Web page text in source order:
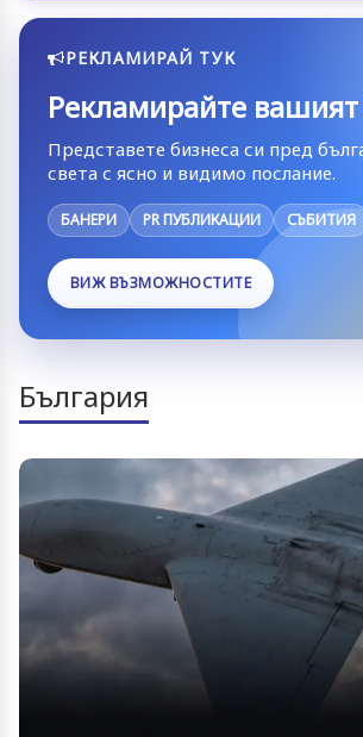
РЕКЛАМИРАЙ ТУК
Рекламирайте
Представете бизнеса си пред
света с ясно и видимо послание.
БАНЕРИ PR ПУБЛИКАЦИИ СЪБИТИЯ
ВИЖ ВЪЗМОЖНОСТИТЕ
България